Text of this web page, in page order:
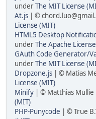
underThe MIT License
At.js | ©
License (MIT)
HTML5 Desktop
underThe Apache
GAuth Code Generator/
underThe MIT License
Dropzone.js | © Matias
License (MIT)
Minify | © Matthias
(MIT)
PHP-Punycode | © True